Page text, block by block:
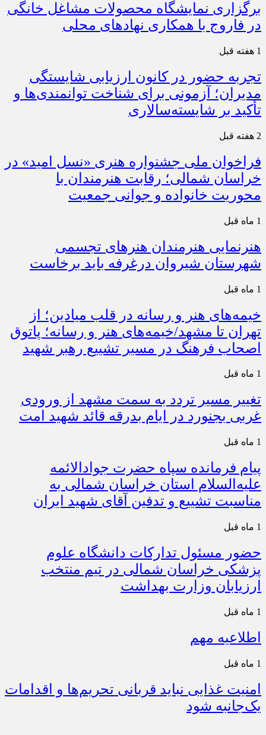
برگزاری نمایشگاه محصولات مشاغل خانگی
در فاروج با همکاری نهادهای محلی
1 هفته قبل
تجربه حضور در کانون ارزیابی شایستگی
مدیران؛ آزمونی برای شناخت توانمندی‌ها و
تأکید بر شایسته‌سالاری
2 هفته قبل
فراخوان ملی جشنواره هنری «نسل امید» در
خراسان شمالی؛ رقابت هنرمندان با
محوریت خانواده و جوانی جمعیت
1 ماه قبل
هنرنمایی هنرمندان هنرهای تجسمی
شهرستان شیروان درغرفه باید برخاست
1 ماه قبل
خیمه‌های هنر و رسانه در قلب میادین؛ از
تهران تا مشهد/خیمه‌های هنر و رسانه؛ پاتوق
اصحاب فرهنگ در مسیر تشییع رهبر شهید
1 ماه قبل
تغییر مسیر تردد به سمت مشهد از ورودی
غربی بجنورد در ایام بدرقه قائد شهید امت
1 ماه قبل
پیام فرمانده سپاه حضرت جوادالائمه
علیه‌السلام استان خراسان شمالی به
مناسبت تشییع و تدفین آقای شهید ایران
1 ماه قبل
حضور مسئول تدارکات دانشگاه علوم
پزشکی خراسان شمالی در تیم منتخب
ارزیابان وزارت بهداشت
1 ماه قبل
اطلاعیه مهم
1 ماه قبل
امنیت غذایی نباید قربانی تحریم‌ها و اقدامات
یک‌جانبه شود